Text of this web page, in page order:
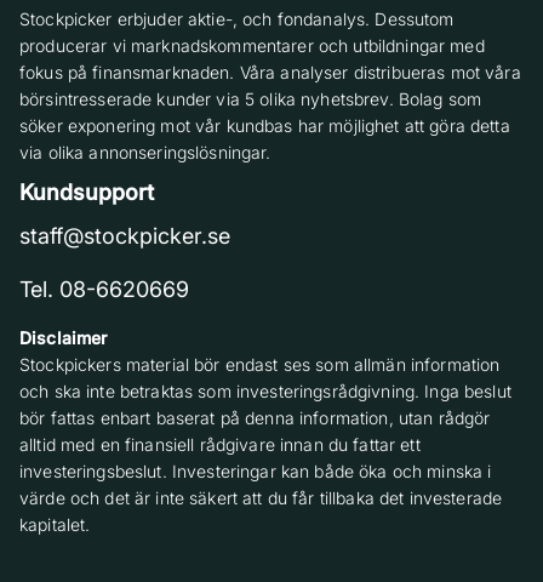
Stockpicker erbjuder aktie-, och fondanalys. Dessutom
producerar vi marknadskommentarer och utbildningar med
fokus på finansmarknaden. Våra analyser distribueras mot våra
börsintresserade kunder via 5 olika nyhetsbrev. Bolag som
söker exponering mot vår kundbas har möjlighet att göra detta
via olika annonseringslösningar.
Kundsupport
staff@stockpicker.se
Tel. 08-6620669
Disclaimer
Stockpickers material bör endast ses som allmän information
och ska inte betraktas som investeringsrådgivning. Inga beslut
bör fattas enbart baserat på denna information, utan rådgör
alltid med en finansiell rådgivare innan du fattar ett
investeringsbeslut. Investeringar kan både öka och minska i
värde och det är inte säkert att du får tillbaka det investerade
kapitalet.